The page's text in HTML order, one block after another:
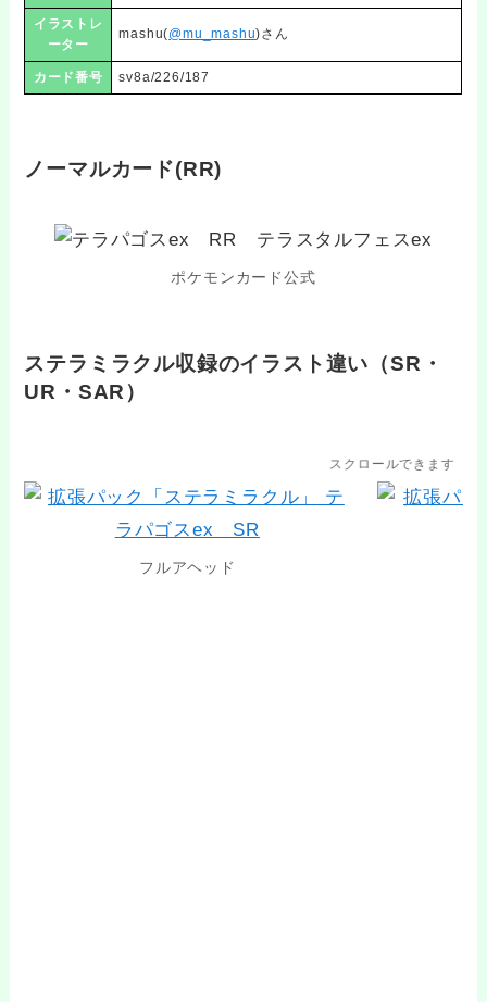
イラストレ
ーター
mashu(@mu_mashu)さん
カード番号 sv8a/226/187
ノーマルカード(RR)
ポケモンカード公式
ステラミラクル収録のイラスト違い（SR・
UR・SAR）
スクロールできます
フルアヘッド